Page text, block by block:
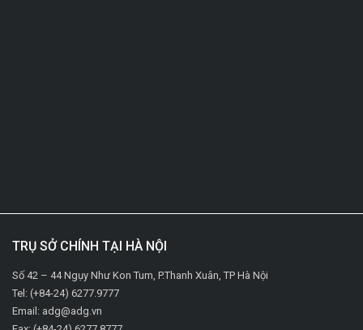
TRỤ SỞ CHÍNH TẠI HÀ NỘI
Số 42 – 44 Ngụy Như Kon Tum, P.Thanh Xuân, TP Hà Nội
Tel: (+84-24) 6277.9777
Email: adg@adg.vn